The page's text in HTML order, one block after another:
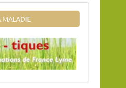
MALADIE